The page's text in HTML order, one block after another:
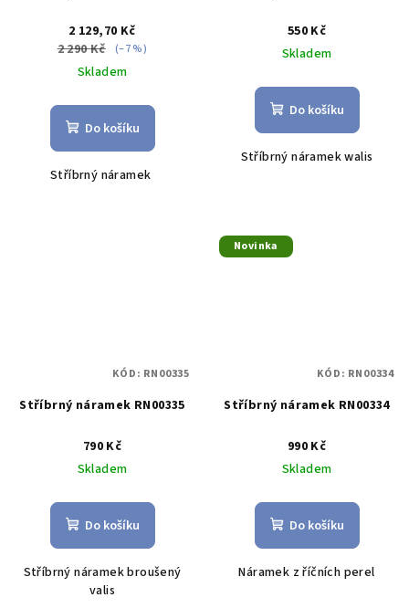
2 129,70 Kč
2 290 Kč (–7 %)
Skladem
Do košíku
Stříbrný náramek
550 Kč
Skladem
Do košíku
Stříbrný náramek walis
Stříbrný náramek RN00335
790 Kč
Skladem
Do košíku
Stříbrný náramek broušený
valis
KÓD: RN00335
Novinka
Stříbrný náramek RN00334
990 Kč
Skladem
Do košíku
Náramek z říčních perel
KÓD: RN00334